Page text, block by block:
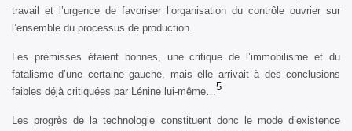
travail et l’urgence de favoriser l’organisation du contrôle ouvrier sur
l’ensemble du processus de production.
Les prémisses étaient bonnes, une critique de l’immobilisme et du
fatalisme d’une certaine gauche, mais elle arrivait à des conclusions
faibles déjà critiquées par Lénine lui-même…5
Les progrès de la technologie constituent donc le mode d’existence